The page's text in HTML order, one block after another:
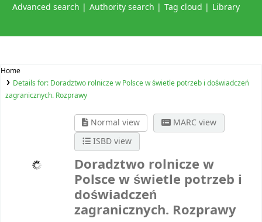
Advanced search Authority search Tag cloud Library
Home
Details for: Doradztwo rolnicze w Polsce w świetle potrzeb i doświadczeń
zagranicznych. Rozprawy
Normal view
MARC view
ISBD view
Doradztwo rolnicze w
Polsce w świetle potrzeb i
doświadczeń
zagranicznych. Rozprawy